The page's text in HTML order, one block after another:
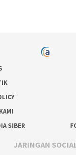
SIBER
JARINGAN